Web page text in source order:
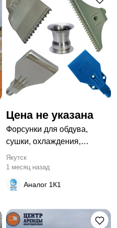
Цена не указана
Форсунки для обдува,
сушки, охлаждения,
очистки. Аналоги любого
производителя.
Якутск
1 месяц назад
Аналог 1К1